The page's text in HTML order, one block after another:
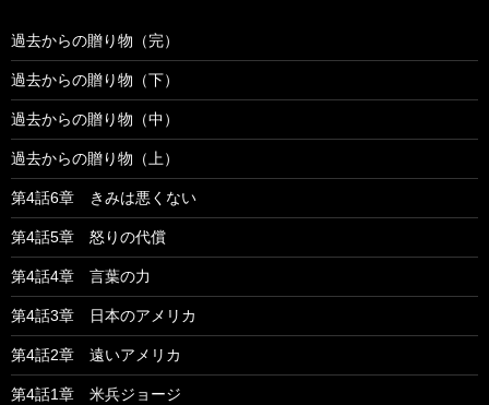
過去からの贈り物（完）
過去からの贈り物（下）
過去からの贈り物（中）
過去からの贈り物（上）
第4話6章 きみは悪くない
第4話5章 怒りの代償
第4話4章 言葉の力
第4話3章 日本のアメリカ
第4話2章 遠いアメリカ
第4話1章 米兵ジョージ